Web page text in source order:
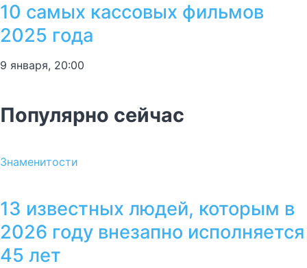
10 самых кассовых фильмов
2025 года
9 января, 20:00
Популярно сейчас
Знаменитости
13 известных людей, которым в
2026 году внезапно исполняется
45 лет